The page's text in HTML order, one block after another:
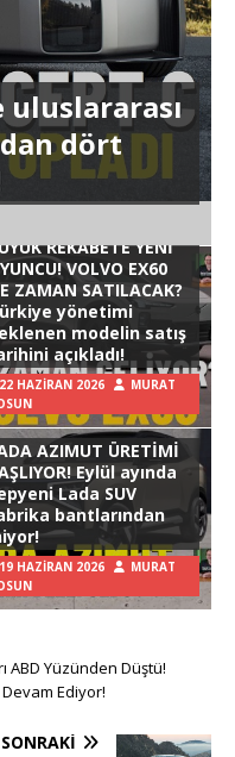
uluslararası
dört
REKABETE YENİ
VOLVO EX60
ZAMAN SATILACAK?
yönetimi
modelin satış
açıkladı!
22 HAZIRAN 2026
MURAT
AZIMUT ÜRETİMİ
Eylül ayında
Lada SUV
bantlarından
19 HAZIRAN 2026
MURAT
ABD Yüzünden Düştü!
Ediyor!
SONRAKI